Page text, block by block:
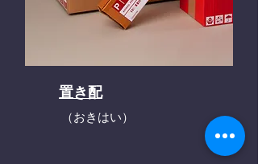
置き配
（おきはい）